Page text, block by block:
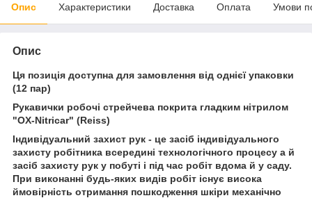
Опис Характеристики Доставка Оплата Умови
Опис
Ця позиція доступна для замовлення від однієї упаковки
(12 пар)
Рукавички робочі стрейчева покрита гладким нітрилом
"OX-Nitricar" (Reiss)
Індивідуальний захист рук - це засіб індивідуального
захисту робітника всередині технологічного процесу а й
засіб захисту рук у побуті і під час робіт вдома й у саду.
При виконанні будь-яких видів робіт існує висока
ймовірність отримання пошкодження шкіри механічно